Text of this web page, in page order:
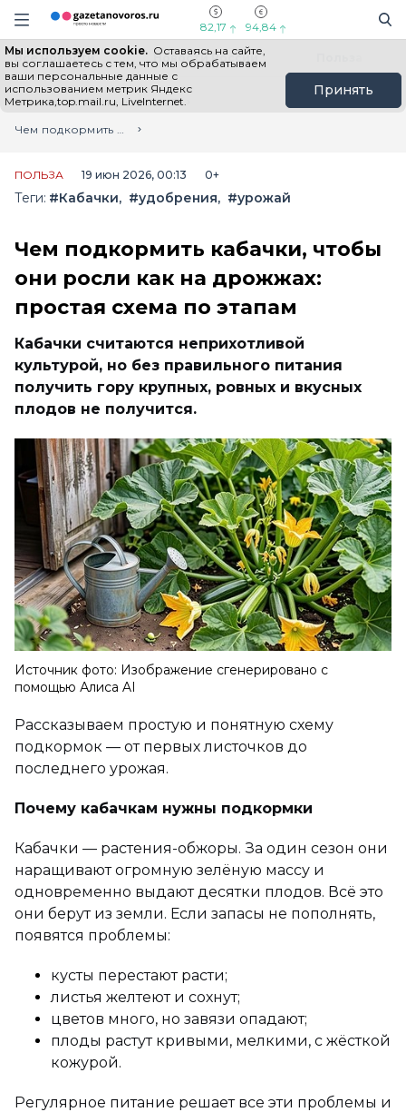
Информационный портал "ГазетаНоворос.ру"
Навигация сайта
82,17 94,84
Мы используем cookie. Оставаясь на сайте,
вы соглашаетесь с тем, что мы обрабатываем
ваши персональные данные с
использованием метрик Яндекс
Метрика,top.mail.ru, LiveInternet.
Принять
Все новости Новости России
Главная
Лента новостей
Чем подкормить кабачки, чтобы они росли как на дрожжах: простая схема по этапам
ПОЛЬЗА 19 июн 2026, 00:13 0+
Теги: #Кабачки #удобрения #урожай
Чем подкормить кабачки, чтобы
они росли как на дрожжах:
простая схема по этапам
Кабачки считаются неприхотливой
культурой, но без правильного питания
получить гору крупных, ровных и вкусных
плодов не получится.
Источник фото: Изображение сгенерировано с
помощью Алиса AI
Рассказываем простую и понятную схему
подкормок — от первых листочков до
последнего урожая.
Почему кабачкам нужны подкормки
Кабачки — растения-обжоры. За один сезон они
наращивают огромную зелёную массу и
одновременно выдают десятки плодов. Всё это
они берут из земли. Если запасы не пополнять,
появятся проблемы:
кусты перестают расти;
листья желтеют и сохнут;
цветов много, но завязи опадают;
плоды растут кривыми, мелкими, с жёсткой
кожурой.
Регулярное питание решает все эти проблемы и